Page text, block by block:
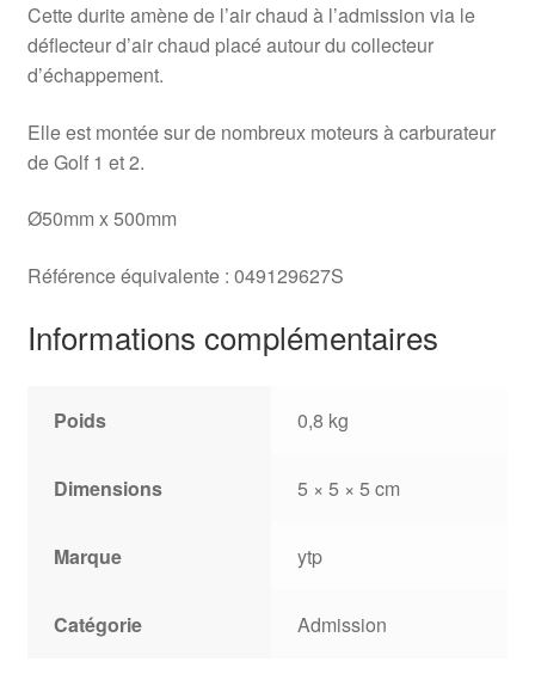
Cette durite amène de l’air chaud à l’admission via le
déflecteur d’air chaud placé autour du collecteur
d’échappement.
Elle est montée sur de nombreux moteurs à carburateur
de Golf 1 et 2.
Ø50mm x 500mm
Référence équivalente : 049129627S
Informations complémentaires
Poids 0,8 kg
Dimensions 5 × 5 × 5 cm
Marque ytp
Catégorie Admission